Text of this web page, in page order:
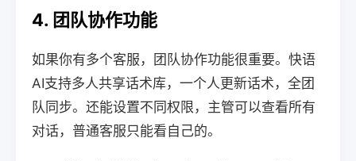
4. 团队协作功能
如果你有多个客服，团队协作功能很重要。快语
AI支持多人共享话术库，一个人更新话术，全团
队同步。还能设置不同权限，主管可以查看所有
对话，普通客服只能看自己的。